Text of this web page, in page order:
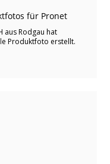
für Pronet
aus Rodgau hat
Produktfoto erstellt.